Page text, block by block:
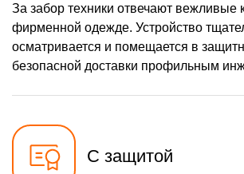
За забор техники отвечают вежливые
фирменной одежде. Устройство
осматривается и помещается в
безопасной доставки профильным
С защитой